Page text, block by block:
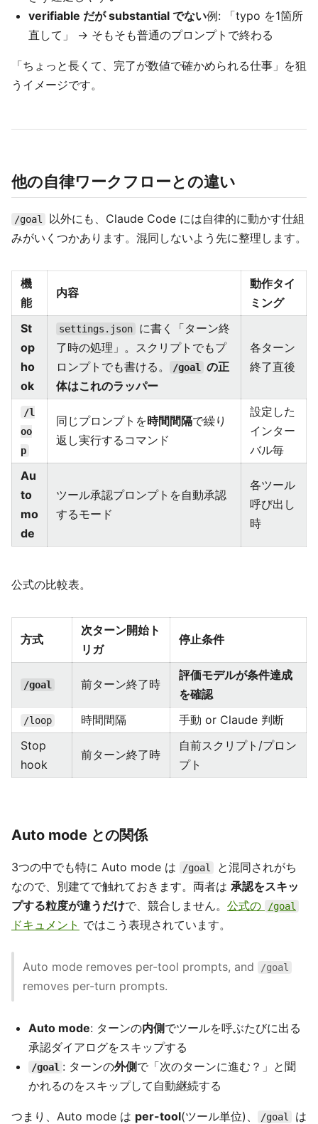
verifiable だが substantial でない例: 「typo を1箇所
直して」 → そもそも普通のプロンプトで終わる
「ちょっと長くて、完了が数値で確かめられる仕事」を狙
うイメージです。
他の自律ワークフローとの違い
/goal
以外にも、Claude Code には自律的に動かす仕組
みがいくつかあります。混同しないよう先に整理します。
機
能
内容
動作タイ
ミング
St
op
ho
ok
settings.json
に書く「ターン終
了時の処理」。スクリプトでもプ
ロンプトでも書ける。
/goal
の正
体はこれのラッパー
各ターン
終了直後
/l
oo
p
同じプロンプトを時間間隔で繰り
返し実行するコマンド
設定した
インター
バル毎
Au
to
mo
de
ツール承認プロンプトを自動承認
するモード
各ツール
呼び出し
時
公式の比較表。
方式
次ターン開始ト
リガ
停止条件
/goal 前ターン終了時
評価モデルが条件達成
を確認
/loop 時間間隔
手動 or Claude 判断
Stop
hook
前ターン終了時
自前スクリプト/プロン
プト
Auto mode との関係
3つの中でも特に Auto mode は /goal
と混同されがち
なので、別建てで触れておきます。両者は 承認をスキッ
プする粒度が違うだけで、競合しません。 公式の /goal
ドキュメント ではこう表現されています。
Auto mode removes per-tool prompts, and /goal
removes per-turn prompts.
Auto mode: ターンの内側でツールを呼ぶたびに出る
承認ダイアログをスキップする
/goal : ターンの外側で「次のターンに進む？」と聞
かれるのをスキップして自動継続する
つまり、Auto mode は per-tool(ツール単位)、 /goal
は